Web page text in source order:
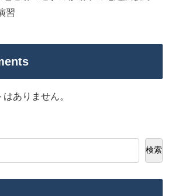
習
ありません。
検索